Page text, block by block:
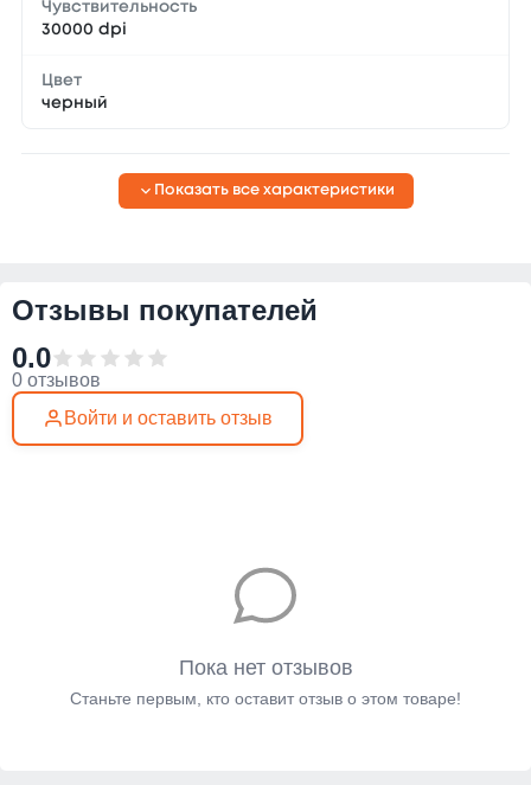
Чувствительность
30000 dpi
Цвет
черный
Показать все характеристики
Отзывы покупателей
0.0
0 отзывов
Войти и оставить отзыв
Пока нет отзывов
Станьте первым, кто оставит отзыв о этом товаре!